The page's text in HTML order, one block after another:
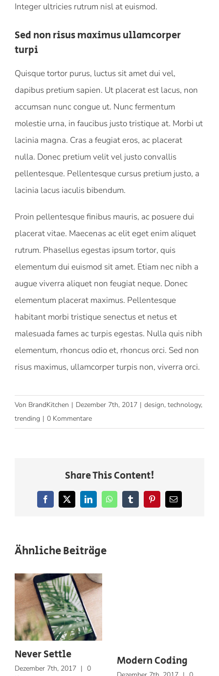
Integer ultricies rutrum nisl at euismod.
Sed non risus maximus ullamcorper
turpi
Quisque tortor purus, luctus sit amet dui vel,
dapibus pretium sapien. Ut placerat est lacus, non
accumsan nunc congue ut. Nunc fermentum
molestie urna, in faucibus justo tristique at. Morbi ut
lacinia magna. Cras a feugiat eros, ac placerat
nulla. Donec pretium velit vel justo convallis
pellentesque. Pellentesque cursus pretium justo, a
lacinia lacus iaculis bibendum.
Proin pellentesque finibus mauris, ac posuere dui
placerat vitae. Maecenas ac elit eget enim aliquet
rutrum. Phasellus egestas ipsum tortor, quis
elementum dui euismod sit amet. Etiam nec nibh a
augue viverra aliquet non feugiat neque. Donec
elementum placerat maximus. Pellentesque
habitant morbi tristique senectus et netus et
malesuada fames ac turpis egestas. Nulla quis nibh
elementum, rhoncus odio et, rhoncus orci. Sed non
risus maximus, ullamcorper turpis non, viverra orci.
Von BrandKitchen | Dezember 7th, 2017 | design, technology,
trending | 0 Kommentare
Share This Content!
Facebook
X LinkedInWhatsAppTumblrPinterest
E-
Ähnliche Beiträge
Never Settle
Dezember 7th, 2017 | 0
Modern Coding